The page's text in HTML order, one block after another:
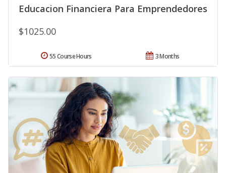
Educacion Financiera Para Emprendedores
$1025.00
3 Months
55 Course Hours